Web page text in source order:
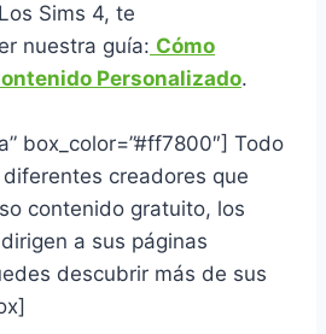
Sims 4, te
nuestra guía: Cómo
Personalizado.
box_color=”#ff7800″] Todo
creadores que
contenido gratuito, los
a sus páginas
descubrir más de sus